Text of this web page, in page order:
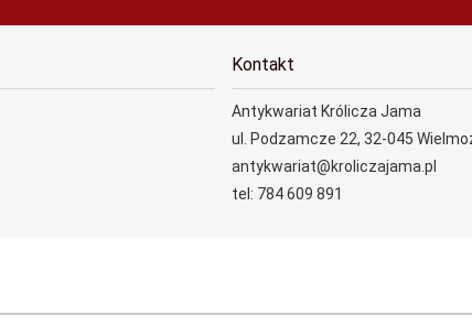
Kontakt
Antykwariat Królicza Jama
ul. Podzamcze 22, 32-045
antykwariat@kroliczajama.pl
tel: 784 609 891